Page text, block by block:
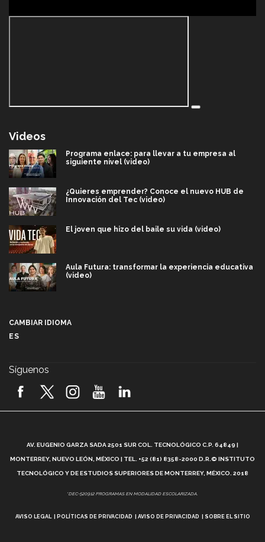
Videos
Programa enlace: para llevar a tu empresa al
siguiente nivel (video)
¿Quieres emprender? Conoce el nuevo HUB de
Innovación del Tec (video)
El joven que hizo del baile su vida (video)
Aula Futura: transformar la experiencia educativa
(video)
2026! (video)
¿Cómo es el Modelo Educativo Tec? (video)
Vida Tec: Feminismo e Inteligencia Artificial, Paola
CAMBIAR IDIOMA
ES
Síguenos
AV. EUGENIO GARZA SADA 2501 SUR COL. TECNOLÓGICO C.P. 64849 |
MONTERREY, NUEVO LEÓN, MÉXICO | TEL. +52 (81) 8358-2000 D.R.© INSTITUTO
TECNOLÓGICO Y DE ESTUDIOS SUPERIORES DE MONTERREY, MÉXICO. 2018
*DEC-520912 PROGRAMAS EN MODALIDAD ESCOLARIZADA.
AVISO LEGAL POLÍTICAS DE PRIVACIDAD AVISO DE PRIVACIDAD SOBRE EL SITIO